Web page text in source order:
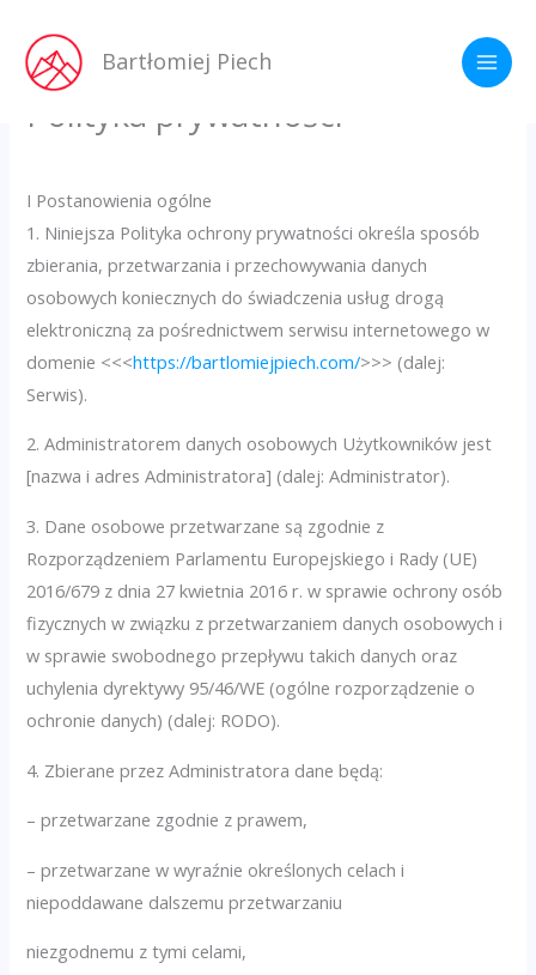
treści
Bartłomiej Piech
Polityka prywatności
I Postanowienia ogólne
1. Niniejsza Polityka ochrony prywatności określa sposób
zbierania, przetwarzania i przechowywania danych
osobowych koniecznych do świadczenia usług drogą
elektroniczną za pośrednictwem serwisu internetowego w
domenie <<<https://bartlomiejpiech.com/>>> (dalej:
Serwis).
2. Administratorem danych osobowych Użytkowników jest
[nazwa i adres Administratora] (dalej: Administrator).
3. Dane osobowe przetwarzane są zgodnie z
Rozporządzeniem Parlamentu Europejskiego i Rady (UE)
2016/679 z dnia 27 kwietnia 2016 r. w sprawie ochrony osób
fizycznych w związku z przetwarzaniem danych osobowych i
w sprawie swobodnego przepływu takich danych oraz
uchylenia dyrektywy 95/46/WE (ogólne rozporządzenie o
ochronie danych) (dalej: RODO).
4. Zbierane przez Administratora dane będą:
– przetwarzane zgodnie z prawem,
– przetwarzane w wyraźnie określonych celach i
niepoddawane dalszemu przetwarzaniu
niezgodnemu z tymi celami,